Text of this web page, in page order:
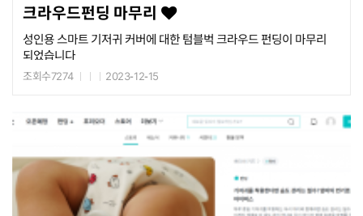
크라우드펀딩 마무리
성인용 스마트 기저귀 커버에 대한 텀블벅 크라우드 펀딩이 마무리
되었습니다
경기도크라우드펀딩(후원형) 지원사업으로 진행되었습니다
조회수7274 2023-12-15